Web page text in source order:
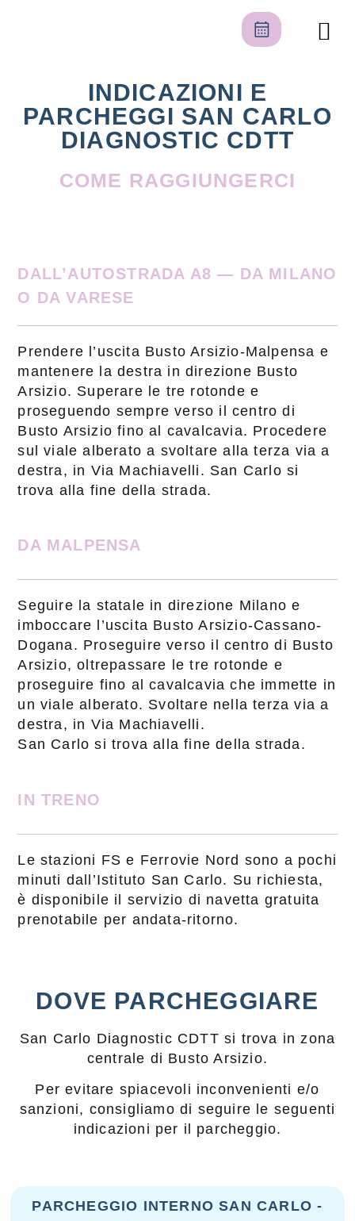
INDICAZIONI E
PARCHEGGI SAN CARLO
DIAGNOSTIC CDTT
COME RAGGIUNGERCI
DALL’AUTOSTRADA A8 — DA MILANO
O DA VARESE
Prendere l’uscita Busto Arsizio-Malpensa e
mantenere la destra in direzione Busto
Arsizio. Superare le tre rotonde e
proseguendo sempre verso il centro di
Busto Arsizio fino al cavalcavia. Procedere
sul viale alberato a svoltare alla terza via a
destra, in Via Machiavelli. San Carlo si
trova alla fine della strada.
DA MALPENSA
Seguire la statale in direzione Milano e
imboccare l’uscita Busto Arsizio-Cassano-
Dogana. Proseguire verso il centro di Busto
Arsizio, oltrepassare le tre rotonde e
proseguire fino al cavalcavia che immette in
un viale alberato. Svoltare nella terza via a
destra, in Via Machiavelli.
San Carlo si trova alla fine della strada.
IN TRENO
Le stazioni FS e Ferrovie Nord sono a pochi
minuti dall’Istituto San Carlo. Su richiesta,
è disponibile il servizio di navetta gratuita
prenotabile per andata-ritorno.
DOVE PARCHEGGIARE
San Carlo Diagnostic CDTT si trova in zona
centrale di Busto Arsizio.
Per evitare spiacevoli inconvenienti e/o
sanzioni, consigliamo di seguire le seguenti
indicazioni per il parcheggio.
PARCHEGGIO INTERNO SAN CARLO -